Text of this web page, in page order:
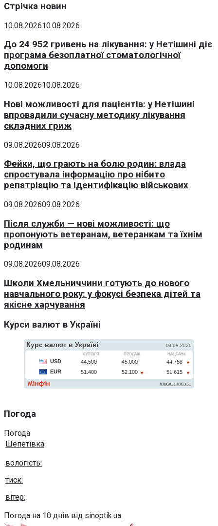
Стрічка новин
10.08.202610.08.2026
До 24 952 гривень на лікування: у Нетішині діє
програма безоплатної стоматологічної
допомоги
10.08.202610.08.2026
Нові можливості для пацієнтів: у Нетішині
впровадили сучасну методику лікування
складних гриж
09.08.202609.08.2026
Фейки, що грають на болю родин: влада
спростувала інформацію про нібито
репатріацію та ідентифікацію військових
09.08.202609.08.2026
Після служби — нові можливості: що
пропонують ветеранам, ветеранкам та їхнім
родинам
09.08.202609.08.2026
Школи Хмельниччини готують до нового
навчального року: у фокусі безпека дітей та
якісне харчування
Курси валют в Україні
Погода
Погода
Шепетівка
вологість:
тиск:
вітер:
Погода на 10 днів від sinoptik.ua